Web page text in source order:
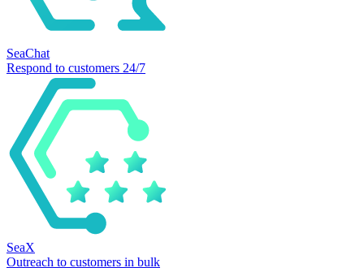
SeaChat
Respond to customers 24/7
SeaX
Outreach to customers in bulk